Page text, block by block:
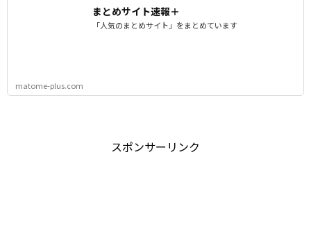
まとめサイト速報＋
「人気のまとめサイト」をまとめています
matome-plus.com
スポンサーリンク